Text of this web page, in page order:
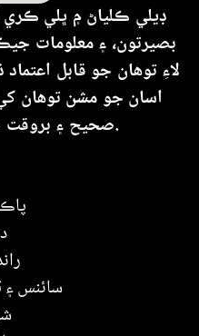
سائنس ۽
ڊيلي ڪلياڻ ۾ ڀلي ڪري
بصيرتون، ۽ معلومات
لاءِ توهان جو قابل
اسان جو مشن توهان کي
صحيح ۽ بروقت خبرون پهچائڻ آهي.